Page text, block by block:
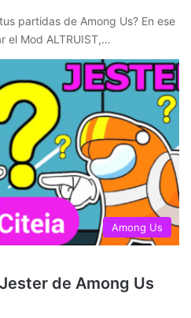
partidas de Among Us? En ese
el Mod ALTRUIST,…
Among Us
de Among Us